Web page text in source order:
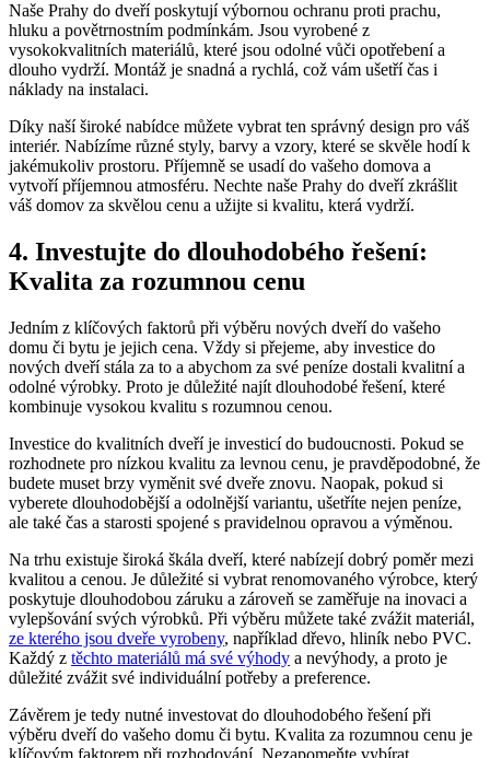
Naše Prahy do dveří poskytují výbornou ochranu proti prachu,
hluku a povětrnostním podmínkám. Jsou vyrobené z
vysokokvalitních materiálů, které jsou odolné vůči opotřebení a
dlouho vydrží. Montáž je snadná a rychlá, což vám ušetří čas i
náklady na instalaci.
Díky naší široké nabídce můžete vybrat ten správný design pro váš
interiér. Nabízíme různé styly, barvy a vzory, které se skvěle hodí k
jakémukoliv prostoru. Příjemně se usadí do vašeho domova a
vytvoří příjemnou atmosféru. Nechte naše Prahy do dveří zkrášlit
váš domov za skvělou cenu a užijte si kvalitu, která vydrží.
4. Investujte do dlouhodobého řešení:
Kvalita za rozumnou cenu
Jedním z klíčových faktorů při výběru nových dveří do vašeho
domu či bytu je jejich cena. Vždy si přejeme, aby investice do
nových dveří stála za to a abychom za své peníze dostali kvalitní a
odolné výrobky. Proto je důležité najít dlouhodobé řešení, které
kombinuje vysokou kvalitu s rozumnou cenou.
Investice do kvalitních dveří je investicí do budoucnosti. Pokud se
rozhodnete pro nízkou kvalitu za levnou cenu, je pravděpodobné, že
budete muset brzy vyměnit své dveře znovu. Naopak, pokud si
vyberete dlouhodobější a odolnější variantu, ušetříte nejen peníze,
ale také čas a starosti spojené s pravidelnou opravou a výměnou.
Na trhu existuje široká škála dveří, které nabízejí dobrý poměr mezi
kvalitou a cenou. Je důležité si vybrat renomovaného výrobce, který
poskytuje dlouhodobou záruku a zároveň se zaměřuje na inovaci a
vylepšování svých výrobků. Při výběru můžete také zvážit materiál,
ze kterého jsou dveře vyrobeny, například dřevo, hliník nebo PVC.
Každý z těchto materiálů má své výhody a nevýhody, a proto je
důležité zvážit své individuální potřeby a preference.
Závěrem je tedy nutné investovat do dlouhodobého řešení při
výběru dveří do vašeho domu či bytu. Kvalita za rozumnou cenu je
klíčovým faktorem při rozhodování. Nezapomeňte vybírat